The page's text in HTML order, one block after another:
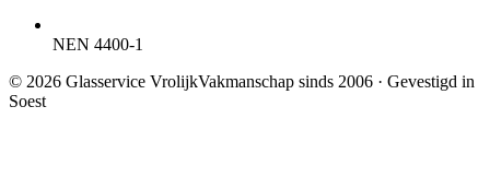
NEN 4400-1
© 2026 Glasservice VrolijkVakmanschap sinds 2006 · Gevestigd in
Soest